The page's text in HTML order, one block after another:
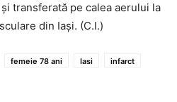
transferată pe calea aerului la
din Iași. (C.I.)
femeie 78 ani Iasi
infarct